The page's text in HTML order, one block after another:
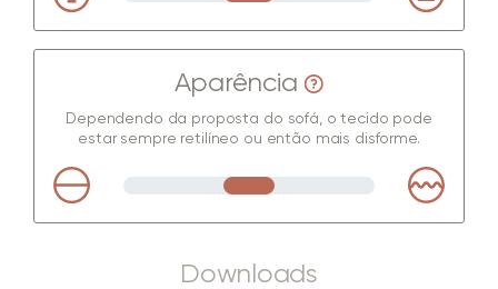
Aparência
Dependendo da proposta do sofá, o tecido pode
estar sempre retilíneo ou então mais disforme.
Downloads